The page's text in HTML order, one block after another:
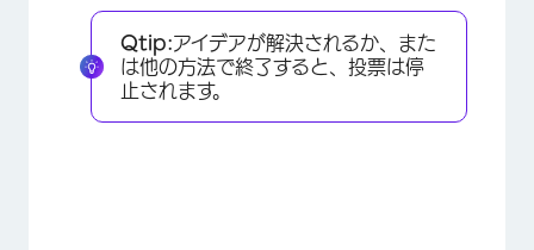
×
Qtip:アイデアが解決されるか、また
は他の方法で終了すると、投票は停
止されます。